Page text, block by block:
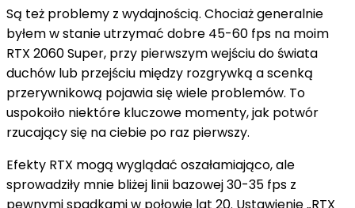
Są też problemy z wydajnością. Chociaż generalnie
byłem w stanie utrzymać dobre 45-60 fps na moim
RTX 2060 Super, przy pierwszym wejściu do świata
duchów lub przejściu między rozgrywką a scenką
przerywnikową pojawia się wiele problemów. To
uspokoiło niektóre kluczowe momenty, jak potwór
rzucający się na ciebie po raz pierwszy.
Efekty RTX mogą wyglądać oszałamiająco, ale
sprowadziły mnie bliżej linii bazowej 30-35 fps z
pewnymi spadkami w połowie lat 20. Ustawienie „RTX